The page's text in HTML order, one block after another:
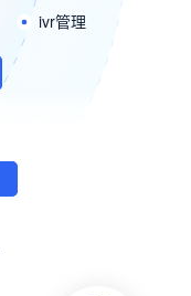
ivr管理